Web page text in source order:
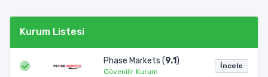
Kurum Listesi
Phase Markets (9.1)
Güvenilir Kurum
İncele